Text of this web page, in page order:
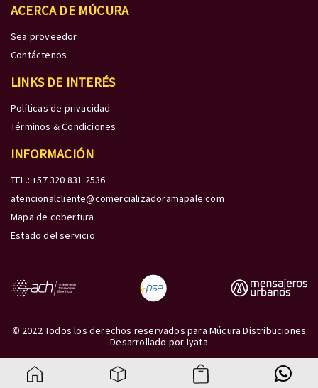
ACERCA DE MÚCURA
Sea proveedor
Contáctenos
LINKS DE INTERÉS
Políticas de privacidad
Términos & Condiciones
INFORMACIÓN
TEL.: +57 320 831 2536
atencionalcliente@comercializadoramapale.com
Mapa de cobertura
Estado del servicio
© 2022 Todos los derechos reservados para Múcura Distribuciones
Desarrollado por Iyata